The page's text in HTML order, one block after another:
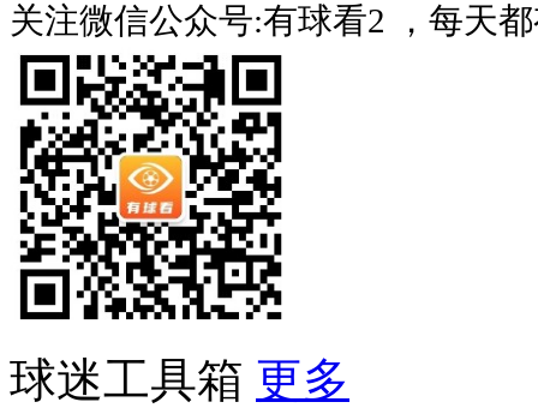
关注微信公众号:有球看2 ，每天
球迷工具箱 更多